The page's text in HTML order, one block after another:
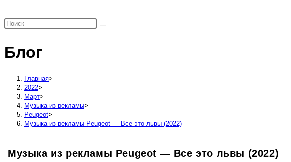
по
сайту
Блог
Главная>
2022>
Март>
Музыка из рекламы>
Peugeot>
Музыка из рекламы Peugeot — Все это львы (2022)
Музыка из рекламы Peugeot — Все это львы (2022)